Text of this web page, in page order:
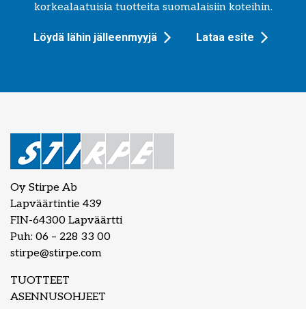
korkealaatuisia tuotteita suomalaisiin koteihin.
Löydä lähin jälleenmyyjä Lataa esite
Oy Stirpe Ab
Lapväärtintie 439
FIN-64300 Lapväärtti
Puh: 06 – 228 33 00
stirpe@stirpe.com
TUOTTEET
ASENNUSOHJEET